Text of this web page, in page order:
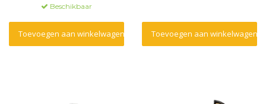
Beschikbaar
Toevoegen aan winkelwagen Toevoegen aan winkelwagen